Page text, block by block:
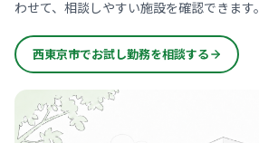
わせて、相談しやすい施設を確認できます。
西東京市でお試し勤務を相談する